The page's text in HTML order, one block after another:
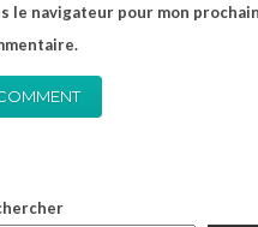
le navigateur pour mon prochain